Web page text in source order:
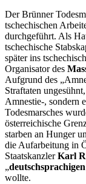
Der Brünner
tschechischen
durchgeführt. Als
tschechische
später ins
Organisator des
Aufgrund des
Straftaten
Amnestie-, sondern
Todesmarsches
österreichische
starben an Hunger
die Aufarbeitung in
StaatskanzlerKarl
„
wollte.